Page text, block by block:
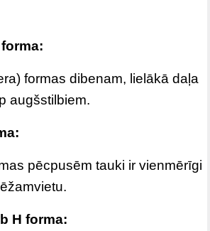
formas dibenam, lielākā daļa
augšstilbiem.
pēcpusēm tauki ir vienmērīgi
H forma: